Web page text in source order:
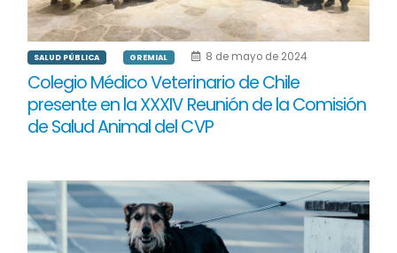
SALUD PÚBLICA GREMIAL 8 de mayo de 2024
Colegio Médico Veterinario de Chile
presente en la XXXIV Reunión de la Comisión
de Salud Animal del CVP